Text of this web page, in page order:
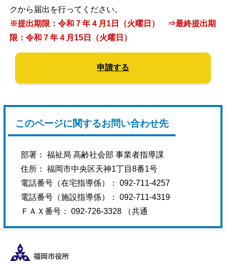
クから届出を行ってください。
※提出期限：令和７年４月1日（火曜日） ⇒最終提出期
限：令和７年４月15日（火曜日）
申請する
このページに関するお問い合わせ先
部署： 福祉局 高齢社会部 事業者指導課
住所： 福岡市中央区天神1丁目8番1号
電話番号（在宅指導係）： 092-711-4257
電話番号（施設指導係）： 092-711-4319
ＦＡＸ番号： 092-726-3328 （共通